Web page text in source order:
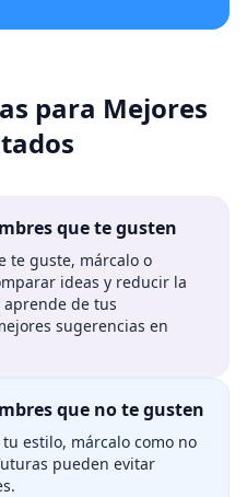
para Mejores
que te gusten
te guste, márcalo o
ideas y reducir la
de tus
sugerencias en
que no te gusten
estilo, márcalo como no
pueden evitar